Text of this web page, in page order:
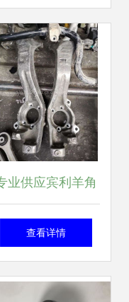
件制造升级
业供应宾利羊角
原装拆车件 价格、
查看详情